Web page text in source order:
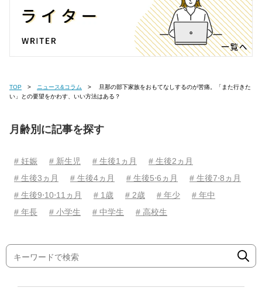
TOP ニュース&コラム
い」との要望をかわす、いい方法はある？
月齢別に記事を探す
# 妊娠 # 新生児 # 生後1ヵ月
# 生後2ヵ月
# 生後3ヵ月
# 生後4ヵ月 # 生後5⋅6ヵ月
# 生後7⋅8ヵ月
# 生後9⋅10⋅11ヵ月
# 1歳 # 2歳 # 年少
# 年中
# 年長
# 小学生 # 中学生 # 高校生